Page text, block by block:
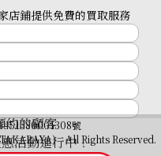
約的顧客
活動進行中！
店鋪提供免費的買取服務
451380001308號
All Rights Reserved.